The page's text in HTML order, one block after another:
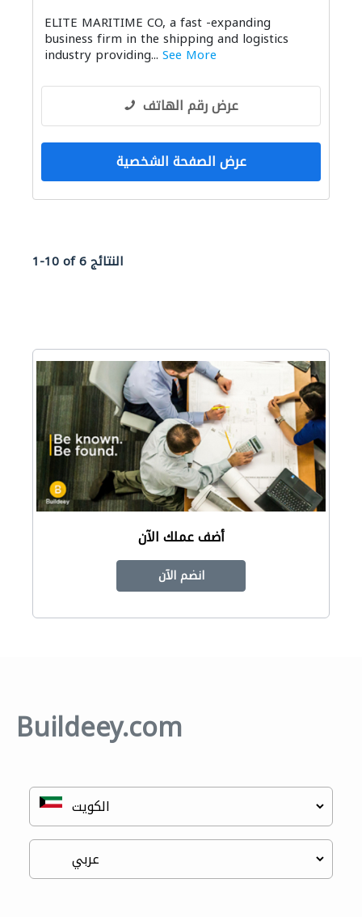
ELITE MARITIME CO, a fast -expanding
business firm in the shipping and logistics
industry providing... See More
عرض رقم الهاتف
عرض الصفحة الشخصية
1-10 of 6 النتائج
أضف عملك الآن
انضم الآن
Buildeey.com